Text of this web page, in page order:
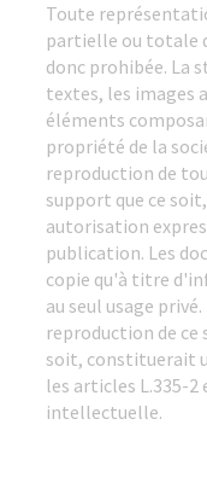
Toute
partielle ou totale
donc prohibée. La
textes, les images
éléments
propriété de la
reproduction de
support que ce
autorisation
publication. Les
copie qu'à titre
au seul usage
reproduction de ce
soit, constituerait
les articles L.335-2
intellectuelle.